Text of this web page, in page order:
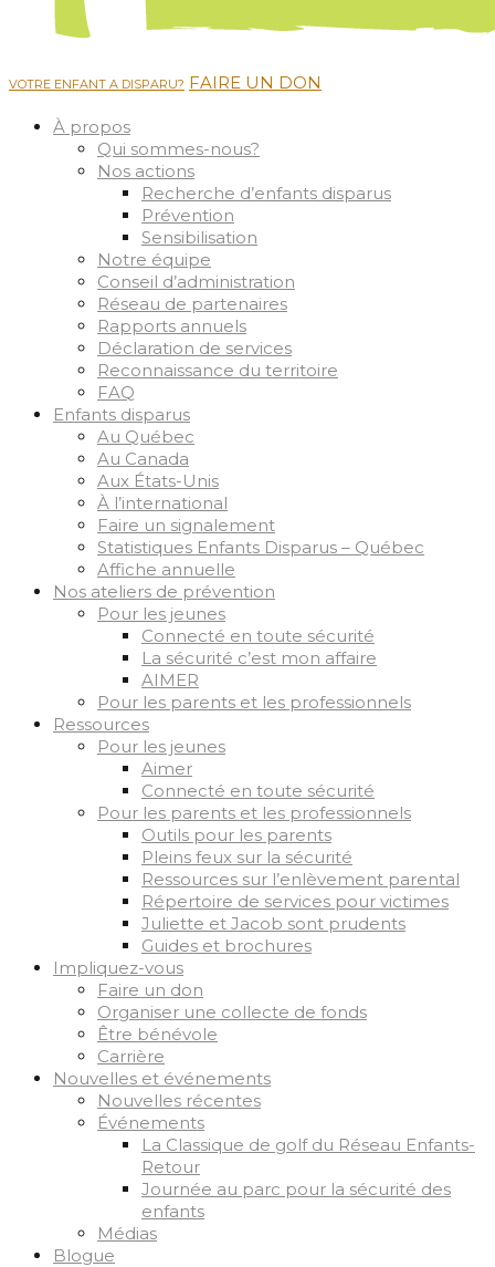
VOTRE ENFANT A DISPARU? FAIRE UN DON
À propos
Qui sommes-nous?
Nos actions
Recherche d’enfants disparus
Prévention
Sensibilisation
Notre équipe
Conseil d’administration
Réseau de partenaires
Rapports annuels
Déclaration de services
Reconnaissance du territoire
FAQ
Enfants disparus
Au Québec
Au Canada
Aux États-Unis
À l’international
Faire un signalement
Statistiques Enfants Disparus – Québec
Affiche annuelle
Nos ateliers de prévention
Pour les jeunes
Connecté en toute sécurité
La sécurité c’est mon affaire
AIMER
Pour les parents et les professionnels
Ressources
Pour les jeunes
Aimer
Connecté en toute sécurité
Pour les parents et les professionnels
Outils pour les parents
Pleins feux sur la sécurité
Ressources sur l’enlèvement parental
Répertoire de services pour victimes
Juliette et Jacob sont prudents
Guides et brochures
Impliquez-vous
Faire un don
Organiser une collecte de fonds
Être bénévole
Carrière
Nouvelles et événements
Nouvelles récentes
Événements
La Classique de golf du Réseau Enfants-
Retour
Journée au parc pour la sécurité des
enfants
Médias
Blogue